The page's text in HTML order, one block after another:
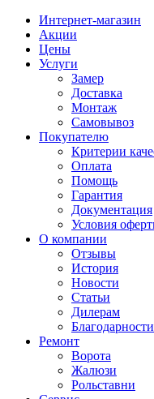
Интернет-магазин
Акции
Цены
Услуги
Замер
Доставка
Монтаж
Самовывоз
Покупателю
Критерии
Оплата
Помощь
Гарантия
Документация
Условия
О компании
Отзывы
История
Новости
Статьи
Дилерам
Благодарности
Ремонт
Ворота
Жалюзи
Рольставни